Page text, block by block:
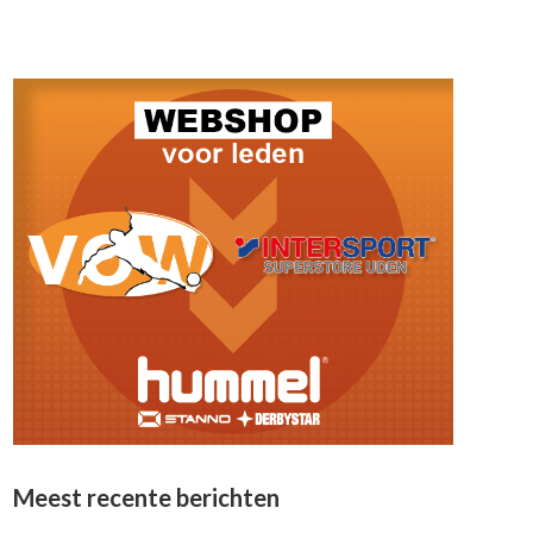
Meest recente berichten